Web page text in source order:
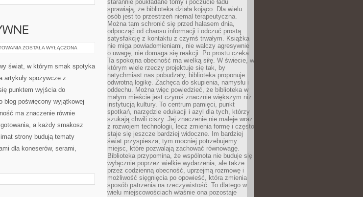
OWOCE
EKSKLUZYWNE
ZOSTAŁA WYŁĄCZONA
świat, w którym smak spotyka
artykuły spożywcze z
punktem wyjścia do
blog poświęcony wyjątkowej
ma znaczenie równie
a każdy smakosz
strony budują tematy
dla koneserów, serami,
starannie poukładane tomy i poczucie ładu
sprawiają, że biblioteka działa kojąco. Dla wielu
osób jest to przestrzeń niemal terapeutyczna.
Można tam schronić się przed hałasem dnia,
odpocząć od chaosu informacji i odczuć prostą
satysfakcję z kontaktu z czymś trwałym. Książka
nie miga powiadomieniami, nie walczy agresywnie
o uwagę, nie domaga się reakcji. Po prostu czeka.
Ta spokojna obecność ma wielką siłę. W świecie, w
którym wiele rzeczy projektuje się tak, by
natychmiast nas pobudzały, biblioteka proponuje
odwrotną logikę. Zachęca do skupienia, namysłu i
oddechu. Można więc powiedzieć, że biblioteka w
małym mieście jest czymś znacznie większym niż
instytucją kultury. To centrum pamięci, punkt
spotkań, narzędzie edukacji i azyl dla tych, którzy
szukają chwili ciszy. Jej znaczenie nie maleje wraz
z rozwojem technologii, lecz zmienia formę i często
staje się jeszcze bardziej widoczne. Im bardziej
świat przyspiesza, tym mocniej potrzebujemy
miejsc, które pozwalają zachować równowagę.
Biblioteka przypomina, że wspólnota nie buduje się
wyłącznie poprzez wielkie wydarzenia, ale także
przez codzienną obecność, uprzejmą rozmowę i
możliwość sięgnięcia po opowieść, która zmienia
sposób patrzenia na rzeczywistość. To dlatego w
wielu miejscowościach właśnie ona pozostaje